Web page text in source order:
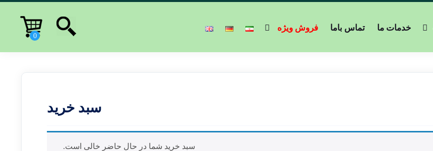
خدمات ما تماس باما فروش ویژه
سبد خرید
سبد خرید شما در حال حاضر خالی است.